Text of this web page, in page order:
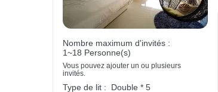
Nombre maximum d'invités :
1~18 Personne(s)
Vous pouvez ajouter un ou plusieurs
invités.
Type de lit :
Double * 5